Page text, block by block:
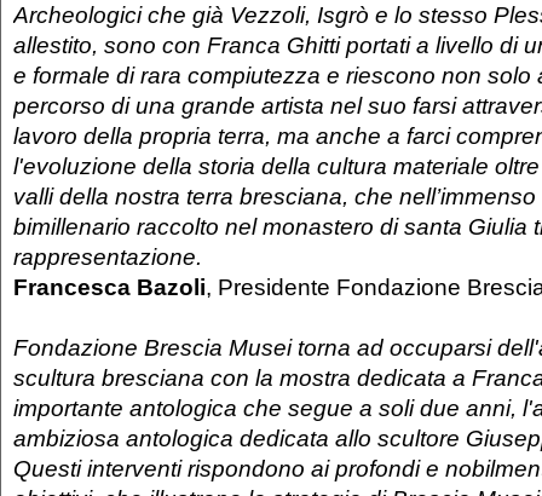
Archeologici che già Vezzoli, Isgrò e lo stesso
allestito, sono con Franca Ghitti portati a livello di
e formale di rara compiutezza e riescono non solo
percorso di una grande artista nel suo farsi
lavoro della propria terra, ma anche a farci
l'evoluzione della storia della cultura materiale
valli della nostra terra bresciana, che
bimillenario raccolto nel monastero di santa Giulia
rappresentazione.
Francesca Bazoli, Presidente Fondazione
Fondazione Brescia Musei torna ad occuparsi
scultura bresciana con la mostra dedicata a
importante antologica che segue a soli due anni,
ambiziosa antologica dedicata allo scultore
Questi interventi rispondono ai profondi e